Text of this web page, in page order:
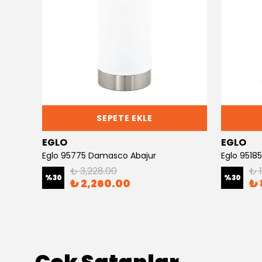
SEPETE EKLE
EGLO
Eglo 95775 Damasco Abajur
%30 ₺ 3,228.00
₺ 2,260.00
EGLO
Eglo
%30 ₺
₺